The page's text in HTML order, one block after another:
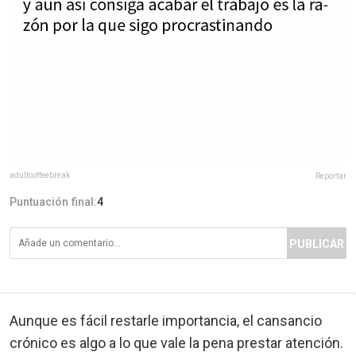
adultcoffeebreak Reportar
Puntuación final:4
PUBLICAR
Aunque es fácil restarle importancia, el cansancio
crónico es algo a lo que vale la pena prestar atención.